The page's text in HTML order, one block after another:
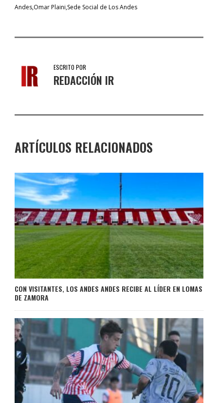
Andes Omar Plaini Sede Social de Los Andes
ESCRITO POR
REDACCIÓN IR
ARTÍCULOS RELACIONADOS
CON VISITANTES, LOS ANDES ANDES RECIBE AL LÍDER EN LOMAS
DE ZAMORA